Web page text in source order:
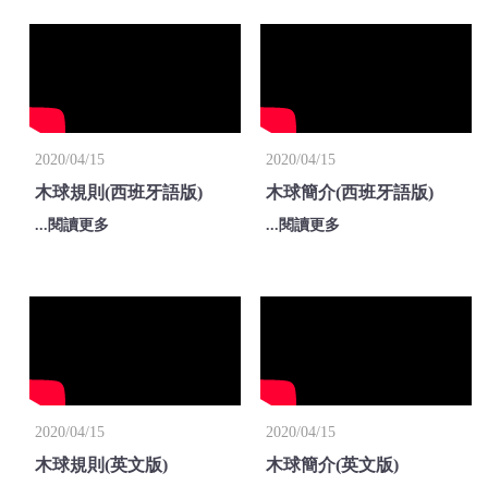
2020/04/15
木球規則(西班牙語版)
...閱讀更多
2020/04/15
木球簡介(西班牙語版)
...閱讀更多
2020/04/15
木球規則(英文版)
2020/04/15
木球簡介(英文版)